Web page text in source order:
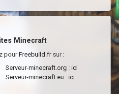
Minecraft
pourFreebuild.frsur :
Serveur-minecraft.org : ici
Serveur-minecraft.eu : ici